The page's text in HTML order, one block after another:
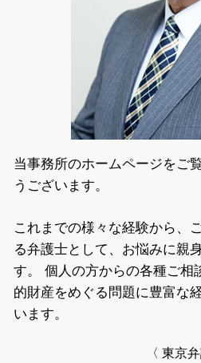
悪徳商法 弁護士相談
不動産トラブル 弁護
債権回収 弁護士相談
相続 弁護士相談 足立
当事務所のホームページをご
うございます。
これまでの様々な経験から、
る弁護士として、お悩みに親
す。
個人の方からの各種ご相
的財産をめぐる問題に豊富な
います。
〈 東京